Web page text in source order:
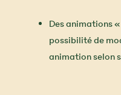
Des animations
possibilité de
animation selon